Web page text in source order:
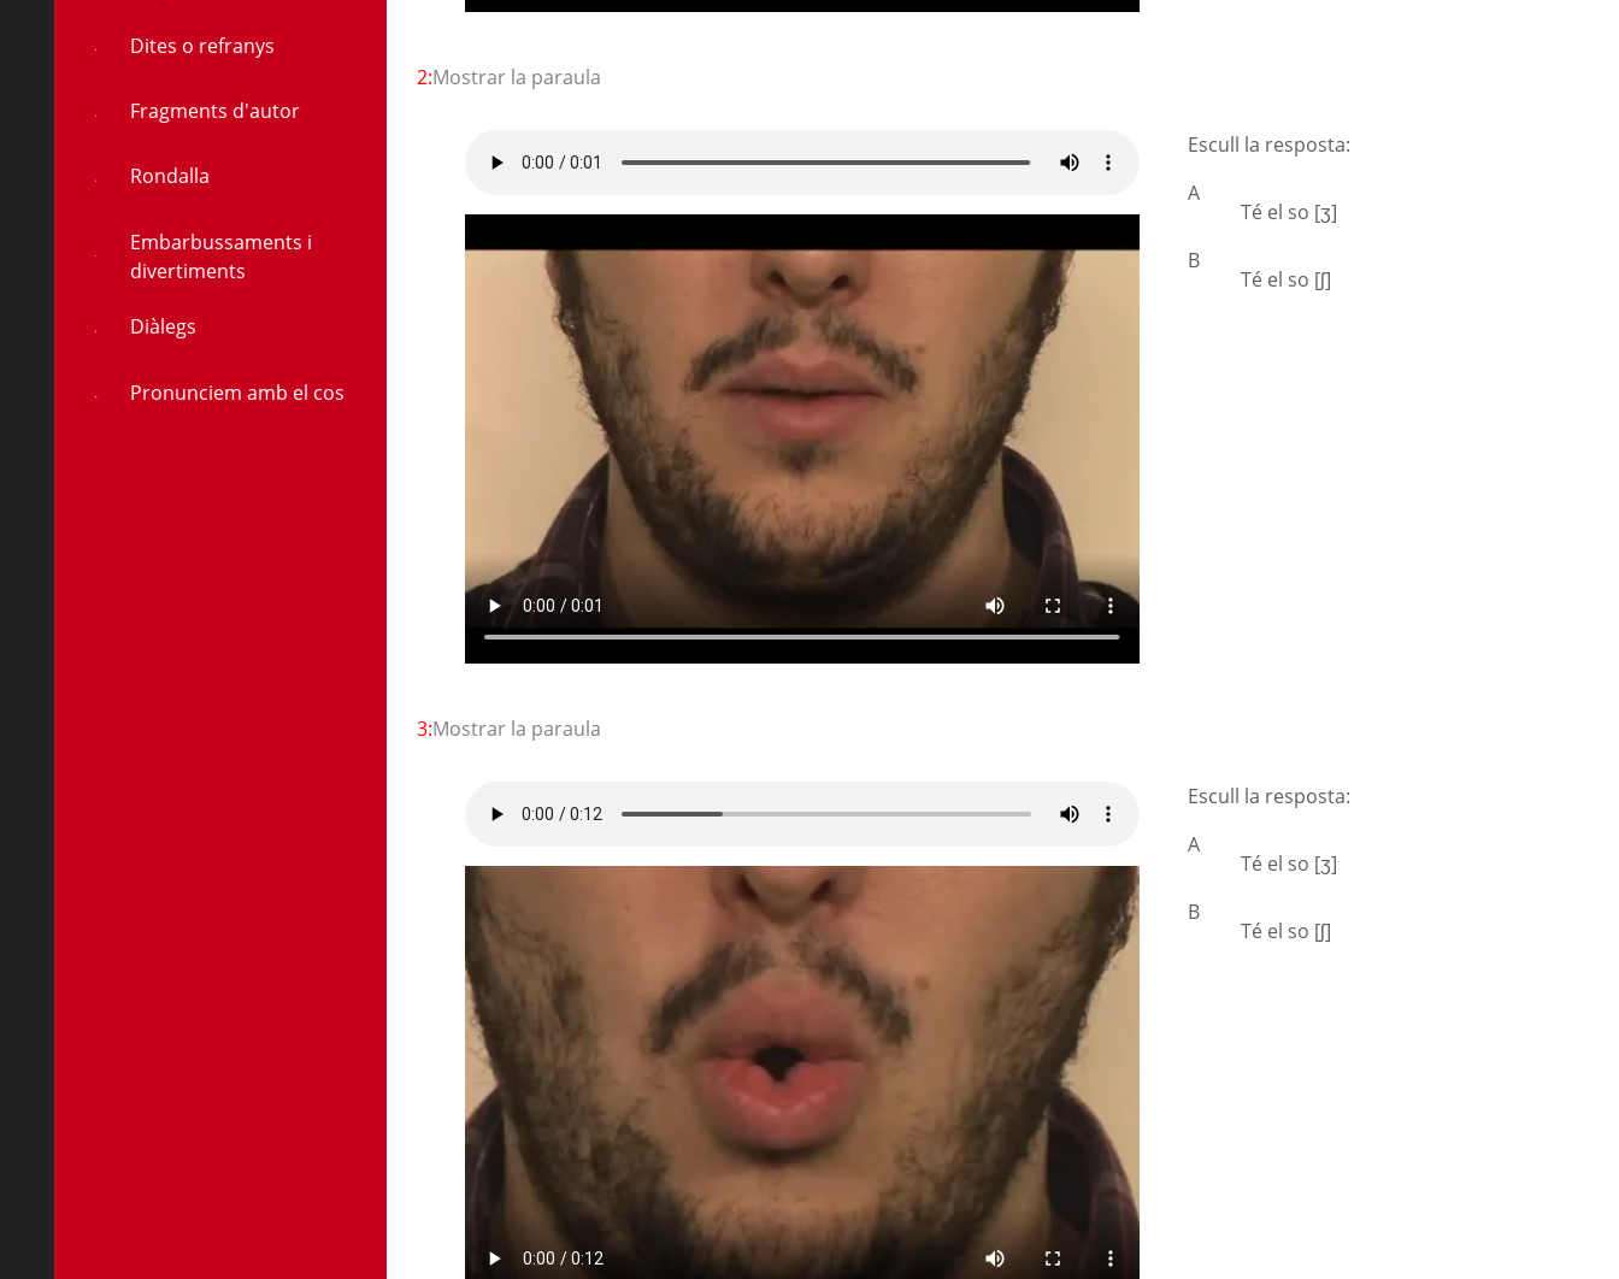
Dites o refranys
Fragments d'autor
Rondalla
Embarbussaments i
divertiments
Diàlegs
Pronunciem amb el cos
2:Mostrar la paraula
Escull la resposta:
A
Té el so [ʒ]
B
Té el so [ʃ]
3:Mostrar la paraula
Escull la resposta:
A
Té el so [ʒ]
B
Té el so [ʃ]